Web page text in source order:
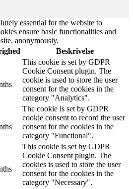
essential for the website to
ensure basic functionalities and
anonymously.
Beskrivelse
This cookie is set by GDPR
Cookie Consent plugin. The
cookie is used to store the user
consent for the cookies in the
category "Analytics".
The cookie is set by GDPR
cookie consent to record the user
consent for the cookies in the
category "Functional".
This cookie is set by GDPR
Cookie Consent plugin. The
cookies is used to store the user
consent for the cookies in the
category "Necessary".